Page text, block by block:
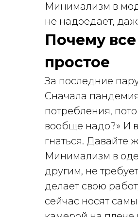
Минимализм в
не надоедает,
Почему
простое
За последние
Сначала
потребления,
вообще надо?» И
гнаться. Давайте
Минимализм в
другим, не
делает свою
сейчас носят